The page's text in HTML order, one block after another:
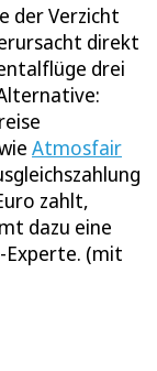
der Verzicht
direkt
drei
Atmosfair
zahlt,
dazu eine
Experte. (mit